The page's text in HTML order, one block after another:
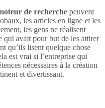
de recherche peuvent
les articles en ligne et les
les gens ne réalisent
qui avait pour but de les attirer
qu’ils lisent quelque chose
est vrai si l’entreprise qui
nécessaires à la création
et divertissant.